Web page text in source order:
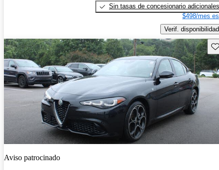
Sin tasas de concesionario adicionales
$498/mes
Verif. disponibilidad
Aviso patrocinado